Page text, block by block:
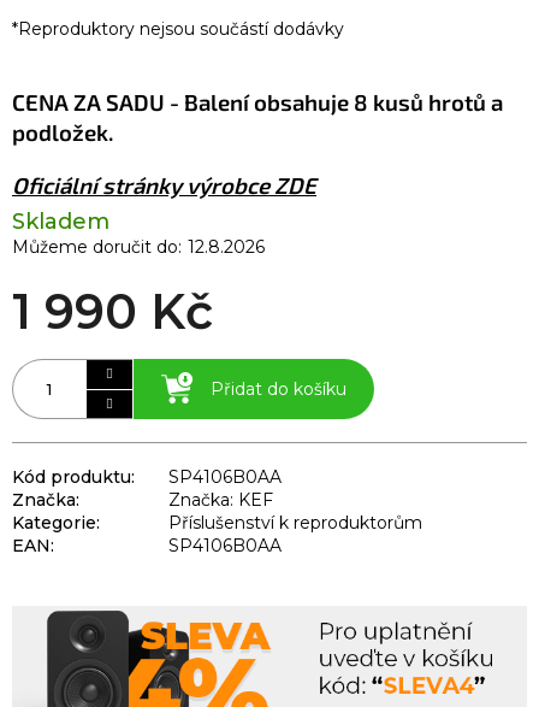
Skladem
Můžeme doručit do: 12.8.2026
1 990 Kč
Přidat do košíku
*Reproduktory nejsou součástí dodávky
CENA ZA SADU - Balení obsahuje 8 kusů hrotů a
podložek.
Oficiální stránky výrobce ZDE
Kód produktu:
SP4106B0AA
Značka:
Značka: KEF
Kategorie:
Příslušenství k reproduktorům
EAN: SP4106B0AA